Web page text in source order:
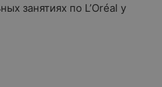
занятиях по L’Oréal у